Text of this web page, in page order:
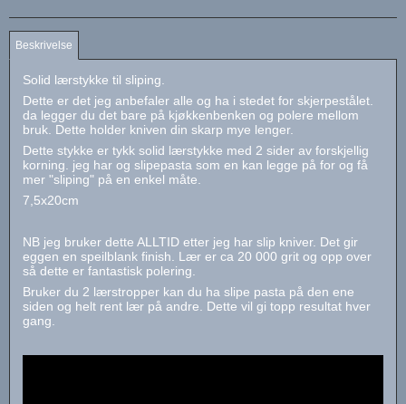
Beskrivelse
Solid lærstykke til sliping.
Dette er det jeg anbefaler alle og ha i stedet for skjerpestålet.
da legger du det bare på kjøkkenbenken og polere mellom
bruk. Dette holder kniven din skarp mye lenger.
Dette stykke er tykk solid lærstykke med 2 sider av forskjellig
korning. jeg har og slipepasta som en kan legge på for og få
mer "sliping" på en enkel måte.
7,5x20cm
NB jeg bruker dette ALLTID etter jeg har slip kniver. Det gir
eggen en speilblank finish. Lær er ca 20 000 grit og opp over
så dette er fantastisk polering.
Bruker du 2 lærstropper kan du ha slipe pasta på den ene
siden og helt rent lær på andre. Dette vil gi topp resultat hver
gang.